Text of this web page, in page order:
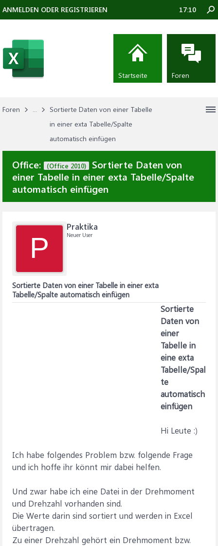
Foren ...
Sortierte Daten von einer Tabelle
in einer exta Tabelle/Spalte
automatisch einfügen
Office: (Office 2010)
Sortierte Daten von
einer Tabelle in einer exta Tabelle/Spalte
automatisch einfügen
P
Praktika
Neuer User
Sortierte Daten von einer Tabelle in einer exta
Tabelle/Spalte automatisch einfügen
Sortierte
Daten von
einer
Tabelle in
eine exta
Tabelle/Spal
te
automatisch
einfügen
Hi Leute :)
Ich habe folgendes Problem bzw. folgende Frage
und ich hoffe ihr könnt mir dabei helfen.
Und zwar habe ich eine Datei in der Drehmoment
und Drehzahl vorhanden sind.
Die Werte darin sind sortiert und werden in Excel
übertragen.
Zu einer Drehzahl gehört ein Drehmoment bzw.
ANMELDEN ODER REGISTRIEREN 17:10
Startseite Foren